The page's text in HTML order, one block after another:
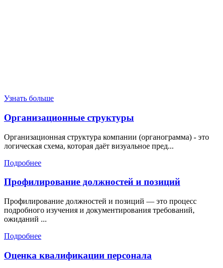
Узнать больше
Организационные структуры
Организационная структура компании (органограмма) - это
логическая схема, которая даёт визуальное пред...
Подробнее
Профилирование должностей и позиций
Профилирование должностей и позиций — это процесс
подробного изучения и документирования требований,
ожиданий ...
Подробнее
Оценка квалификации персонала